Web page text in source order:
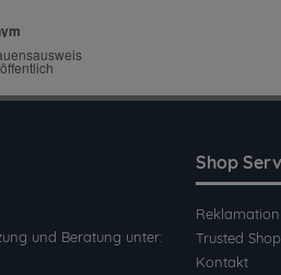
und Beratung unter:
Shop
Reklamation
Trusted
Kontakt